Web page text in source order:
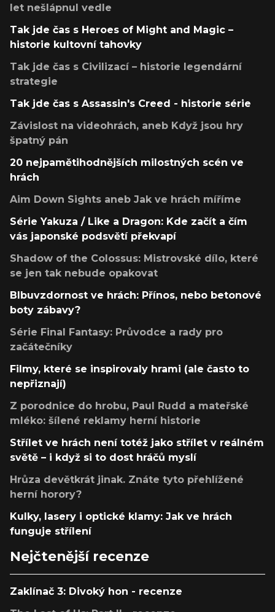
let nešlápnul vedle
Tak jde čas s Heroes of Might and Magic –
historie kultovní tahovky
Tak jde čas s Civilizací – historie legendární
strategie
Tak jde čas s Assassin's Creed - historie série
Závislost na videohrách, aneb Když jsou hry
špatný pán
20 nejpamětihodnějších milostných scén ve
hrách
Aim Down Sights aneb Jak ve hrách míříme
Série Yakuza / Like a Dragon: Kde začít a čím
vás japonské podsvětí překvapí
Shadow of the Colossus: Mistrovské dílo, které
se jen tak nebude opakovat
Blbuvzdornost ve hrách: Přínos, nebo betonové
boty zábavy?
Série Final Fantasy: Průvodce a rady pro
začátečníky
Filmy, které se inspirovaly hrami (ale často to
nepřiznají)
Z porodnice do hrobu, Paul Rudd a mateřské
mléko: šílené reklamy herní historie
Střílet ve hrách není totéž jako střílet v reálném
světě – i když si to dost hráčů myslí
Hrůza devětkrát jinak. Znáte tyto přehlížené
herní horory?
Kulky, lasery i optické klamy: Jak ve hrách
funguje střílení
Nejčtenější recenze
Zaklínač 3: Divoký hon - recenze